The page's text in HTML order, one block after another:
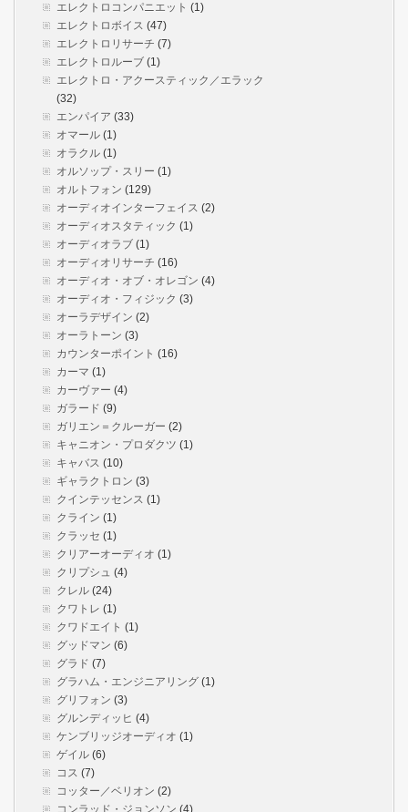
エレクトロコンパニエット (1)
エレクトロボイス (47)
エレクトロリサーチ (7)
エレクトロルーブ (1)
エレクトロ・アクースティック／エラック
(32)
エンパイア (33)
オマール (1)
オラクル (1)
オルソップ・スリー (1)
オルトフォン (129)
オーディオインターフェイス (2)
オーディオスタティック (1)
オーディオラブ (1)
オーディオリサーチ (16)
オーディオ・オブ・オレゴン (4)
オーディオ・フィジック (3)
オーラデザイン (2)
オーラトーン (3)
カウンターポイント (16)
カーマ (1)
カーヴァー (4)
ガラード (9)
ガリエン＝クルーガー (2)
キャニオン・プロダクツ (1)
キャバス (10)
ギャラクトロン (3)
クインテッセンス (1)
クライン (1)
クラッセ (1)
クリアーオーディオ (1)
クリプシュ (4)
クレル (24)
クワトレ (1)
クワドエイト (1)
グッドマン (6)
グラド (7)
グラハム・エンジニアリング (1)
グリフォン (3)
グルンディッヒ (4)
ケンブリッジオーディオ (1)
ゲイル (6)
コス (7)
コッター／ベリオン (2)
コンラッド・ジョンソン (4)